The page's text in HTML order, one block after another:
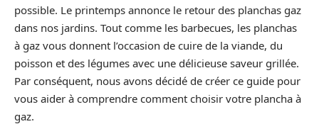
possible. Le printemps annonce le retour des planchas gaz
dans nos jardins. Tout comme les barbecues, les planchas
à gaz vous donnent l’occasion de cuire de la viande, du
poisson et des légumes avec une délicieuse saveur grillée.
Par conséquent, nous avons décidé de créer ce guide pour
vous aider à comprendre comment choisir votre plancha à
gaz.